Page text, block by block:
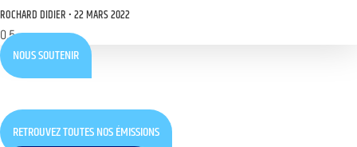
ROCHARD DIDIER 22 MARS 2022
NOUS SOUTENIR
RETROUVEZ TOUTES NOS ÉMISSIONS